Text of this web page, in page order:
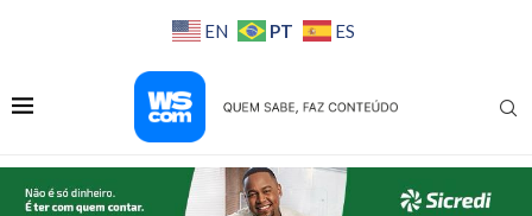
EN PT ES